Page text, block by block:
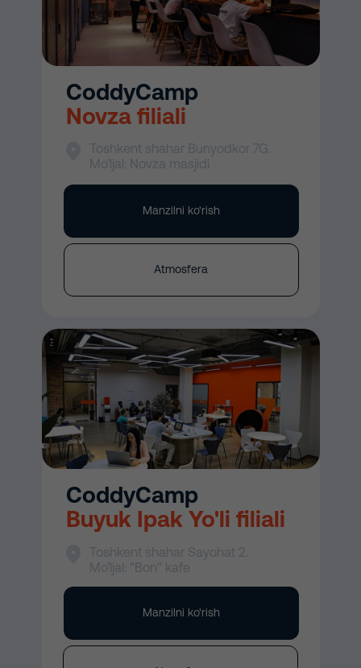
Toshkent shahar Sayohat 2.
Mo’ljal: "Bon" kafe
CoddyCamp
Buyuk Ipak Yo'li filiali
Manzilni ko'rish
Toshkent shahar Bunyodkor 7G.
Mo’ljal: Novza masjidi
CoddyCamp
Novza filiali
Atmosfera
Manzilni ko'rish